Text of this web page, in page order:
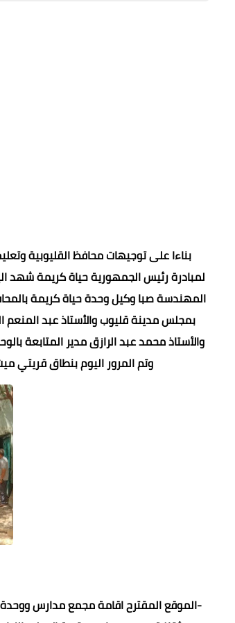
بناءا على توجيهات محافظ القليوبية
لمبادرة رئيس الجمهورية حياة كريمة شهد
المهندسة صبا وكيل وحدة حياة كريمة
بمجلس مدينة قليوب والأستاذ عبد
والأستاذ محمد عبد الرازق مدير المتابعة
وتم المرور اليوم بنطاق قريتي
-الموقع المقترح اقامة مجمع مدارس